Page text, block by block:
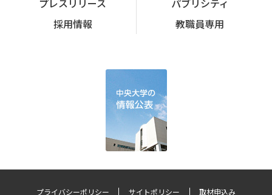
プレスリリース
パブリシティ
採用情報
教職員専用
プライバシーポリシー サイトポリシー 取材申込み